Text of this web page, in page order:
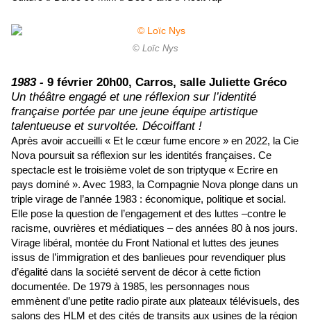
© Loïc Nys
1983 - 9 février 20h00, Carros, salle Juliette Gréco
Un théâtre engagé et une réflexion sur l’identité
française portée par une jeune équipe artistique
talentueuse et survoltée. Décoiffant !
Après avoir accueilli « Et le cœur fume encore » en 2022, la Cie
Nova poursuit sa réflexion sur les identités françaises. Ce
spectacle est le troisième volet de son triptyque « Ecrire en
pays dominé ». Avec 1983, la Compagnie Nova plonge dans un
triple virage de l’année 1983 : économique, politique et social.
Elle pose la question de l’engagement et des luttes –contre le
racisme, ouvrières et médiatiques – des années 80 à nos jours.
Virage libéral, montée du Front National et luttes des jeunes
issus de l’immigration et des banlieues pour revendiquer plus
d’égalité dans la société servent de décor à cette fiction
documentée. De 1979 à 1985, les personnages nous
emmènent d’une petite radio pirate aux plateaux télévisuels, des
salons des HLM et des cités de transits aux usines de la région